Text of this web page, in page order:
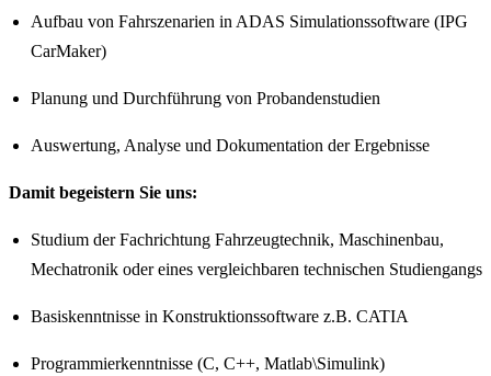
Aufbau von Fahrszenarien in ADAS Simulationssoftware (IPG
CarMaker)
Planung und Durchführung von Probandenstudien
Auswertung, Analyse und Dokumentation der Ergebnisse
Damit begeistern Sie uns:
Studium der Fachrichtung Fahrzeugtechnik, Maschinenbau,
Mechatronik oder eines vergleichbaren technischen Studiengangs
Basiskenntnisse in Konstruktionssoftware z.B. CATIA
Programmierkenntnisse (C, C++, Matlab\Simulink)